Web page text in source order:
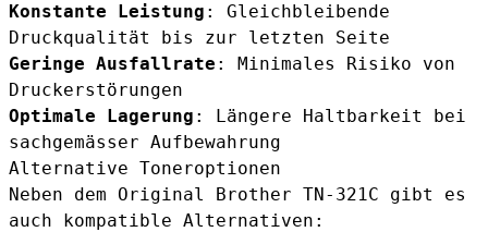
Konstante Leistung : Gleichbleibende
Druckqualität bis zur letzten Seite
Geringe Ausfallrate : Minimales Risiko von
Druckerstörungen
Optimale Lagerung : Längere Haltbarkeit bei
sachgemässer Aufbewahrung
Alternative Toneroptionen
Neben dem Original Brother TN-321C gibt es
auch kompatible Alternativen: